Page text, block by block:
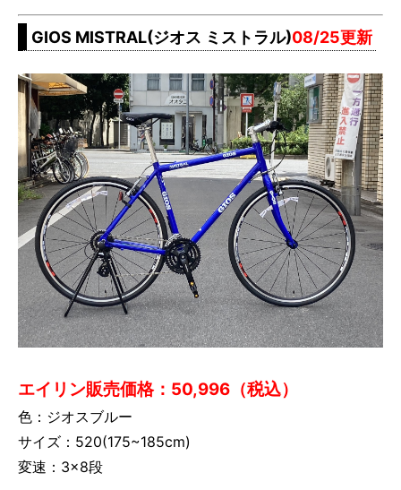
GIOS MISTRAL(ジオス ミストラル)08/25更新
エイリン販売価格：50,996（税込）
色：ジオスブルー
サイズ：520(175~185cm)
変速：3×8段